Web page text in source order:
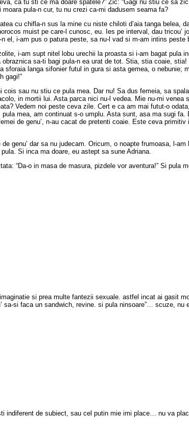
ca tu sti ce ma doare spatele?” Zic: “Gagi nu stiu ce sa
pula-n cur, tu nu crezi ca-mi dadusem seama fa?
cu chifla-n sus la mine cu niste chiloti d’aia tanga belea,
muist pe care-l cunosc, eu. Ies pe interval, dau tricou’
el, i-am pus o patura peste, sa nu-l vad si m-am intins peste
i-am supt nitel lobu urechii la proasta si i-am bagat pula
sa-ti bagi pula-n ea urat de tot. Stia, stia coaie,
langa sifonier futul in gura si asta gemea, o nebunie;
gagi!”
sau nu stiu ce pula mea. Dar nu! Sa dus femeia, sa
in mortii lui. Asta parca nici nu-l vedea. Mie nu-mi
Vedem noi peste ceva zile. Cert e ca am mai futut-o
mea, am continuat s-o umplu. Asta sunt, asa ma sugi
de genu’, n-au cacat de pretenti coaie. Este ceva
genu’ dar sa nu judecam. Oricum, o noapte frumoasa, l-
Si inca ma doare, eu astept sa sune Adriana.
“Da-o in masa de masura, pizdele vor aventura!” Si pula
si prea multe fantezii sexuale. astfel incat ai gasit
si faca un sandwich, revine. si pula ninsoare”… scuze, nu
de subiect, sau cel putin mie imi place… nu va